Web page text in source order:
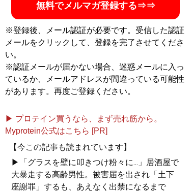
無料でメルマガ登録する⇒⇒
※登録後、メール認証が必要です。受信した認証
メールをクリックして、登録を完了させてくださ
い。
※認証メールが届かない場合、迷惑メールに入っ
ているか、メールアドレスが間違っている可能性
があります。再度ご登録ください。
▶ プロテイン買うなら、まず売れ筋から。
Myprotein公式はこちら [PR]
【今この記事も読まれています】
▶「グラスを壁に叩きつけ粉々に...」居酒屋で
大暴走する高齢男性。被害届を出され「土下
座謝罪」するも、あえなく出禁になるまで